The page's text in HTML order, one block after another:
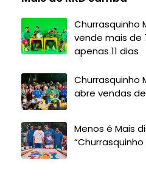
Churrasquinho
vende mais de
apenas 11 dias
Churrasquinho
abre vendas
Menos é Mais
“Churrasquinho